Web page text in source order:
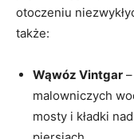
otoczeniu
także:
Wąwóz Vintgar
malowniczych
mosty i ‍kładki